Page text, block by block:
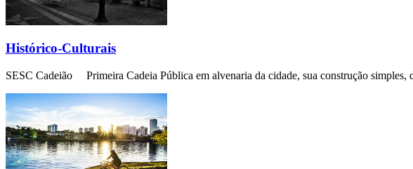
Histórico-Culturais
SESC Cadeião Primeira Cadeia Pública em alvenaria da cidade, sua construção simples,